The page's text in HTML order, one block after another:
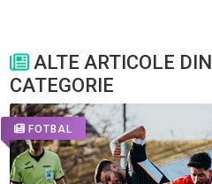
ALTE ARTICOLE
CATEGORIE
FOTBAL